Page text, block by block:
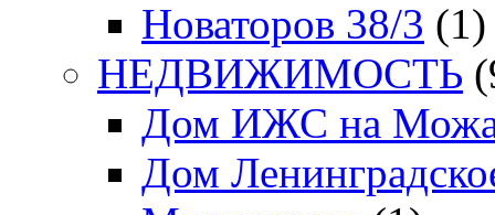
Новаторов 38/3 (1)
НЕДВИЖИМОСТЬ
Дом ИЖС на
Дом